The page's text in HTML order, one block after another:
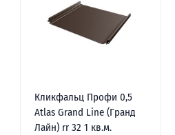
Кликфальц Профи 0,5
Atlas Grand Line (Гранд
Лайн) rr 32 1 кв.м.